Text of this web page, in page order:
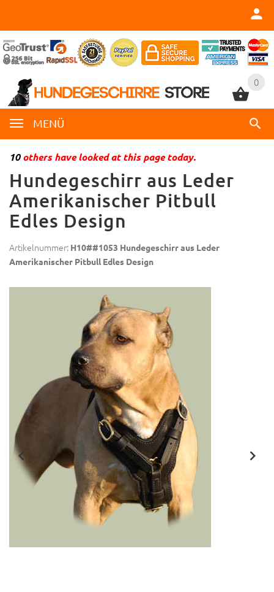
0
MENÜ
0
10others have looked at this page today.
Hundegeschirr aus Leder
Amerikanischer Pitbull
Edles Design
Artikelnummer: H10##1053 Hundegeschirr aus Leder
Amerikanischer Pitbull Edles Design